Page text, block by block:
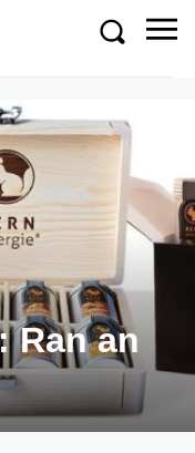
Ran an